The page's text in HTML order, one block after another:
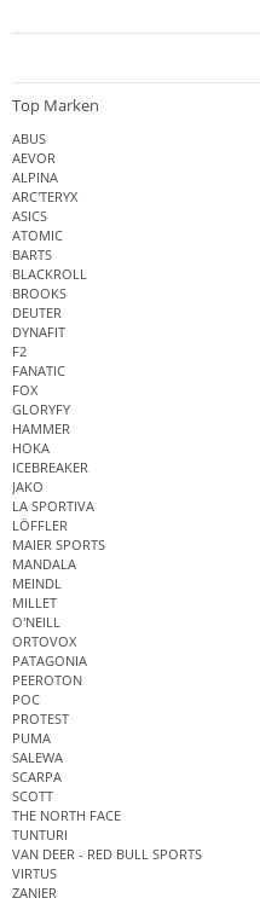
Top Marken
ABUS
AEVOR
ALPINA
ARC'TERYX
ASICS
ATOMIC
BARTS
BLACKROLL
BROOKS
DEUTER
DYNAFIT
F2
FANATIC
FOX
GLORYFY
HAMMER
HOKA
ICEBREAKER
JAKO
LA SPORTIVA
LÖFFLER
MAIER SPORTS
MANDALA
MEINDL
MILLET
O'NEILL
ORTOVOX
PATAGONIA
PEEROTON
POC
PROTEST
PUMA
SALEWA
SCARPA
SCOTT
THE NORTH FACE
TUNTURI
VAN DEER - RED BULL SPORTS
VIRTUS
ZANIER